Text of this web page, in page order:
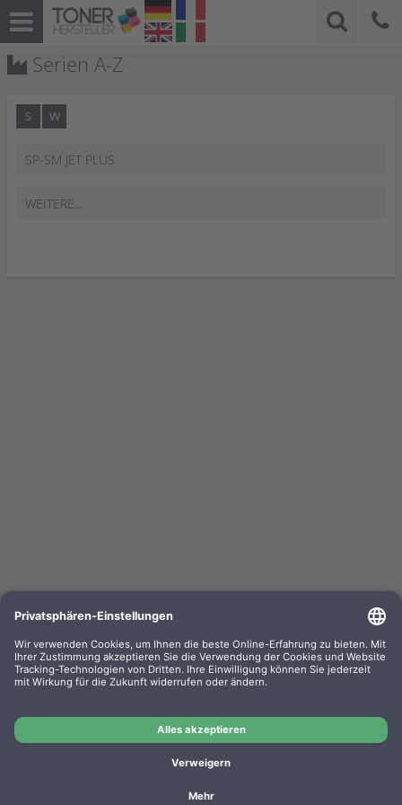
Serien A-Z
S W
SP-SM JET PLUS
WEITERE...